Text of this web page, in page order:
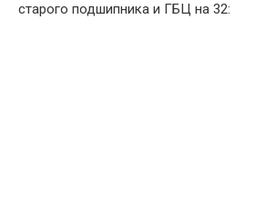
старого подшипника и ГБЦ на 32: